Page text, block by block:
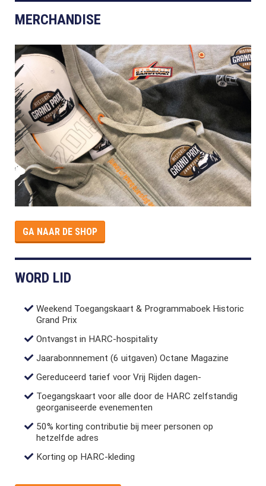
MERCHANDISE
GA NAAR DE SHOP
WORD LID
Weekend Toegangskaart & Programmaboek Historic
Grand Prix
Ontvangst in HARC-hospitality
Jaarabonnnement (6 uitgaven) Octane Magazine
Gereduceerd tarief voor Vrij Rijden dagen-
Toegangskaart voor alle door de HARC zelfstandig
georganiseerde evenementen
50% korting contributie bij meer personen op
hetzelfde adres
Korting op HARC-kleding